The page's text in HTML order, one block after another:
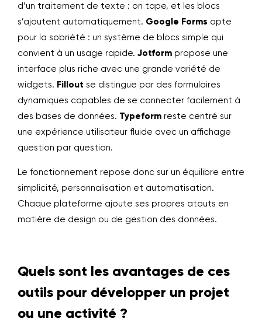
d’un traitement de texte : on tape, et les blocs
s’ajoutent automatiquement. Google Forms opte
pour la sobriété : un système de blocs simple qui
convient à un usage rapide. Jotform propose une
interface plus riche avec une grande variété de
widgets. Fillout se distingue par des formulaires
dynamiques capables de se connecter facilement à
des bases de données. Typeform reste centré sur
une expérience utilisateur fluide avec un affichage
question par question.
Le fonctionnement repose donc sur un équilibre entre
simplicité, personnalisation et automatisation.
Chaque plateforme ajoute ses propres atouts en
matière de design ou de gestion des données.
Quels sont les avantages de ces
outils pour développer un projet
ou une activité ?